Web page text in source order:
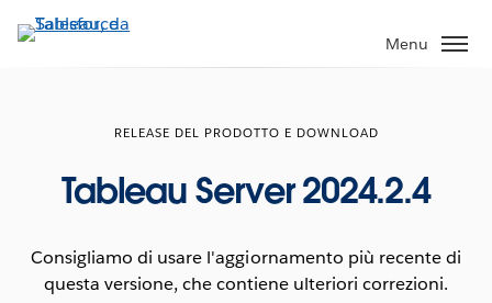
Passa
Menu
RELEASE DEL PRODOTTO E DOWNLOAD
Tableau Server 2024.2.4
Consigliamo di usare l'aggiornamento più recente di
questa versione, che contiene ulteriori correzioni.